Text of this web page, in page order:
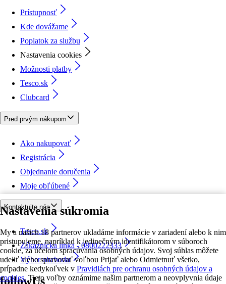
Nastavenia súkromia
My a našich 18 partnerov ukladáme informácie v zariadení alebo k nim
pristupujeme, napríklad k jedinečným identifikátorom v súboroch
cookie, za účelom spracúvania osobných údajov. Svoj súhlas môžete
udeliť alebo spravovať voľbou Prijať alebo Odmietnuť všetko,
prípadne kedykoľvek v Pravidlách pre ochranu osobných údajov a
cookies. Tieto voľby oznámime našim partnerom a neovplyvnia údaje
Prístupnosť
Kde dovážame
Poplatok za službu
Nastavenia cookies
Možnosti platby
Tesco.sk
Clubcard
Pred prvým nákupom
Ako nakupovať
Registrácia
Objednanie doručenia
Moje obľúbené
Kontaktujte nás
Tesco.sk
Zákaznícka linka - 0800222333
Výber obchodu
followUs